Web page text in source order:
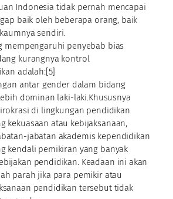
Indonesia tidak pernah mencapai
baik oleh beberapa orang, baik
sendiri.
mempengaruhi penyebab bias
kurangnya kontrol
adalah:[5]
antar gender dalam bidang
dominan laki-laki.Khususnya
di lingkungan pendidikan
kekuasaan atau kebijaksanaan,
jabatan akademis kependidikan
kendali pemikiran yang banyak
pendidikan. Keadaan ini akan
parah jika para pemikir atau
pendidikan tersebut tidak